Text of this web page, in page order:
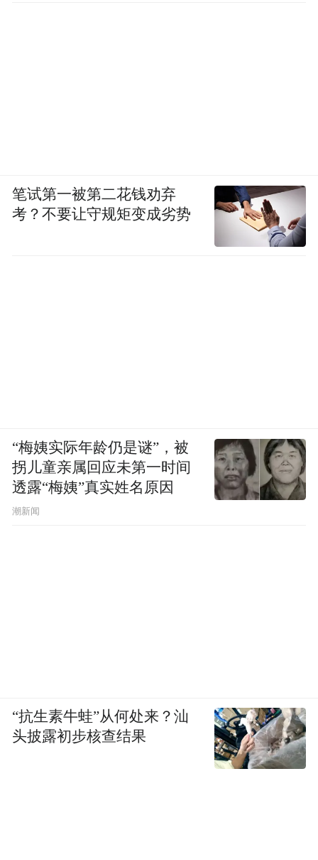
笔试第一被第二花钱劝弃
考？不要让守规矩变成劣势
“梅姨实际年龄仍是谜”，被
拐儿童亲属回应未第一时间
透露“梅姨”真实姓名原因
潮新闻
“抗生素牛蛙”从何处来？汕
头披露初步核查结果